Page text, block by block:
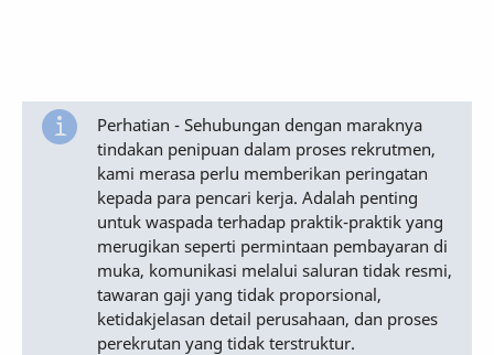
Perhatian - Sehubungan dengan maraknya
tindakan penipuan dalam proses rekrutmen,
kami merasa perlu memberikan peringatan
kepada para pencari kerja. Adalah penting
untuk waspada terhadap praktik-praktik yang
merugikan seperti permintaan pembayaran di
muka, komunikasi melalui saluran tidak resmi,
tawaran gaji yang tidak proporsional,
ketidakjelasan detail perusahaan, dan proses
perekrutan yang tidak terstruktur.